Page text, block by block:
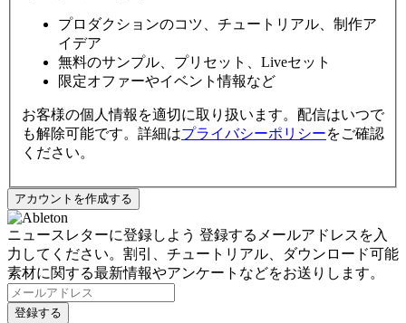
プロダクションのコツ、チュートリアル、制作ア
イデア
無料のサンプル、プリセット、Liveセット
限定オファーやイベント情報など
お客様の個人情報を適切に取り扱います。配信はいつで
も解除可能です。詳細はプライバシーポリシーをご確認
ください。
ニュースレターに登録しよう 登録するメールアドレスを入
力してください。割引、チュートリアル、ダウンロード可能
素材に関する最新情報やアンケートなどをお送りします。